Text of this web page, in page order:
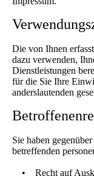
Die von Ihnen
dazu verwenden,
Dienstleistungen
für die Sie Ihre
anderslautenden
Sie haben
betreffenden
• Recht auf